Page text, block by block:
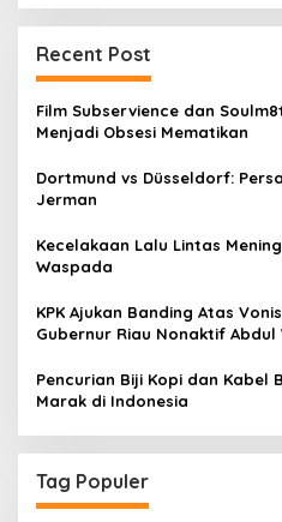
Recent Post
Film Subservience dan
Menjadi Obsesi Mematikan
Dortmund vs Düsseldorf:
Jerman
Kecelakaan Lalu Lintas
Waspada
KPK Ajukan Banding Atas
Gubernur Riau Nonaktif Abdul
Pencurian Biji Kopi dan Kabel
Marak di Indonesia
Tag Populer